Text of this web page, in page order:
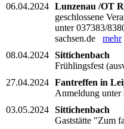
06.04.2024 Lunzenau /OT
geschlossene
unter 037383/
sachsen.de mehr
08.04.2024 Sittichenbach
Frühlingsfest
27.04.2024 Fantreffen in
Anmeldung
03.05.2024 Sittichenbach
Gaststätte "Zum